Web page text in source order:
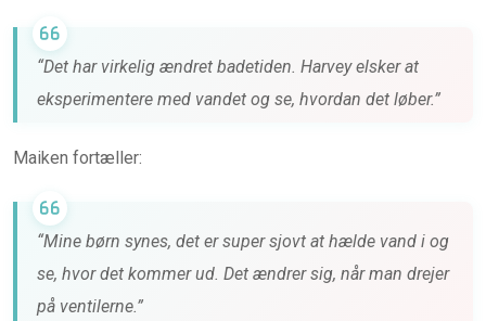
“Det har virkelig ændret badetiden. Harvey elsker at
eksperimentere med vandet og se, hvordan det løber.”
Maiken fortæller:
“Mine børn synes, det er super sjovt at hælde vand i og
se, hvor det kommer ud. Det ændrer sig, når man drejer
på ventilerne.”